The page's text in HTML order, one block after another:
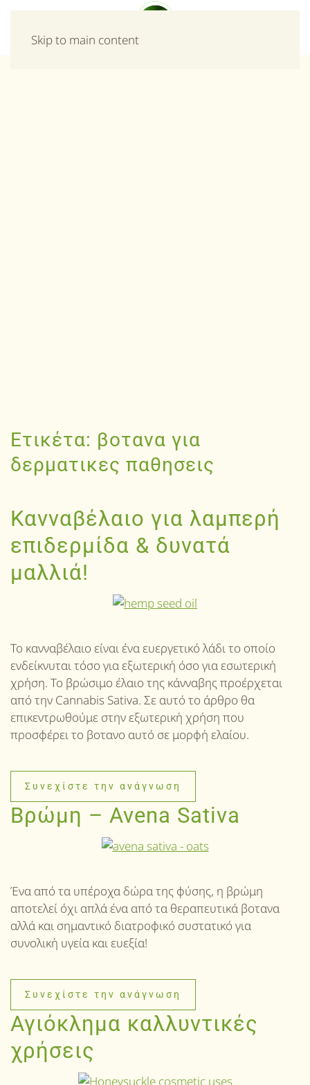
Skip to main content
Ετικέτα: βοτανα για
δερματικες παθησεις
Κανναβέλαιο για λαμπερή
επιδερμίδα & δυνατά
μαλλιά!
Το κανναβέλαιο είναι ένα ευεργετικό λάδι το οποίο
ενδείκνυται τόσο για εξωτερική όσο για εσωτερική
χρήση. Το βρώσιμο έλαιο της κάνναβης προέρχεται
από την Cannabis Sativa. Σε αυτό το άρθρο θα
επικεντρωθούμε στην εξωτερική χρήση που
προσφέρει το βοτανο αυτό σε μορφή ελαίου.
Συνεχίστε την ανάγνωση
Βρώμη – Avena Sativa
Ένα από τα υπέροχα δώρα της φύσης, η βρώμη
αποτελεί όχι απλά ένα από τα θεραπευτικά βοτανα
αλλά και σημαντικό διατροφικό συστατικό για
συνολική υγεία και ευεξία!
Συνεχίστε την ανάγνωση
Αγιόκλημα καλλυντικές
χρήσεις